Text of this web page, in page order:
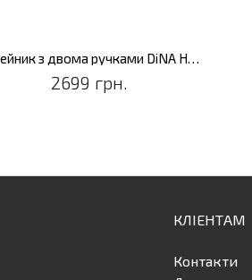
Сотейник з двома ручками DiNA HELIX, діам. 26 см, 3,8 л
2699 грн.
КЛІЕНТАМ
Контакти